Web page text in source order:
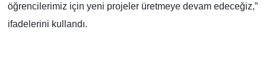
öğrencilerimiz için yeni projeler üretmeye devam edeceğiz,”
ifadelerini kullandı.